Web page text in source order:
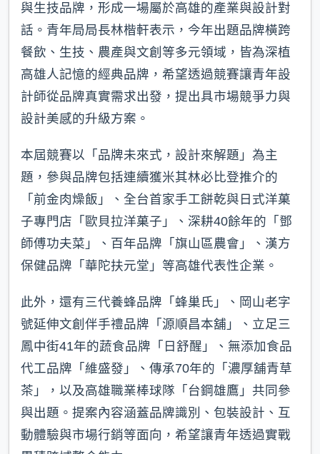
與生技品牌，形成一場屬於高雄的產業與設計對
話。青年局局長林楷軒表示，今年出題品牌橫跨
餐飲、生技、農產與文創等多元領域，皆為深植
高雄人記憶的經典品牌，希望透過競賽讓青年設
計師從品牌真實需求出發，提出具市場競爭力與
設計美感的升級方案。
本屆競賽以「品牌未來式，設計來解題」為主
題，參與品牌包括連續獲米其林必比登推介的
「前金肉燥飯」、全台首家手工餅乾與日式洋菓
子專門店「歐貝拉洋菓子」、深耕40餘年的「鄧
師傅功夫菜」、百年品牌「旗山區農會」、漢方
保健品牌「華陀扶元堂」等高雄代表性企業。
此外，還有三代養蜂品牌「蜂巢氏」、岡山老字
號延伸文創伴手禮品牌「源順昌本舖」、立足三
鳳中街41年的蔬食品牌「日舒醒」、無添加食品
代工品牌「維盛發」、傳承70年的「濃厚舖青草
茶」，以及高雄職業棒球隊「台鋼雄鷹」共同參
與出題。提案內容涵蓋品牌識別、包裝設計、互
動體驗與市場行銷等面向，希望讓青年透過實戰